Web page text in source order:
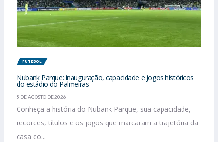
FUTEBOL
Nubank Parque: inauguração, capacidade e jogos históricos
do estádio do Palmeiras
5 DE AGOSTO DE 2026
Conheça a história do Nubank Parque, sua capacidade,
recordes, títulos e os jogos que marcaram a trajetória da
casa do...